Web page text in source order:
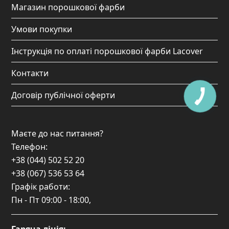
Магазин порошкової фарби
Умови покупки
Інструкція по оплаті порошкової фарби Lacover
Контакти
Договір публічної оферти
Маєте до нас питання?
Телефон:
+38 (044) 502 52 20
+38 (067) 536 53 64
Графік работи:
Пн - Пт 09:00 - 18:00,